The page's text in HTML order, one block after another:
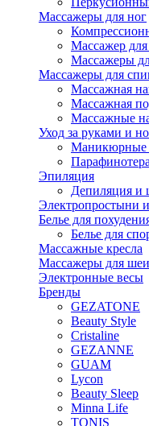
Массажеры для ног
Массажер для
Массажеры
Массажеры для
Массажная
Массажная
Массажные
Уход за руками и
Маникюрные
Эпиляция
Депиляция и
Электропростыни
Белье для
Белье для
Массажные кресла
Массажеры для шеи
Электронные весы
Бренды
GEZATONE
Beauty Style
Cristaline
GEZANNE
GUAM
Lycon
Beauty Sleep
Minna Life
TONIS